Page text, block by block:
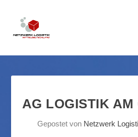
AG LOGISTIK AM
Gepostet von Netzwerk